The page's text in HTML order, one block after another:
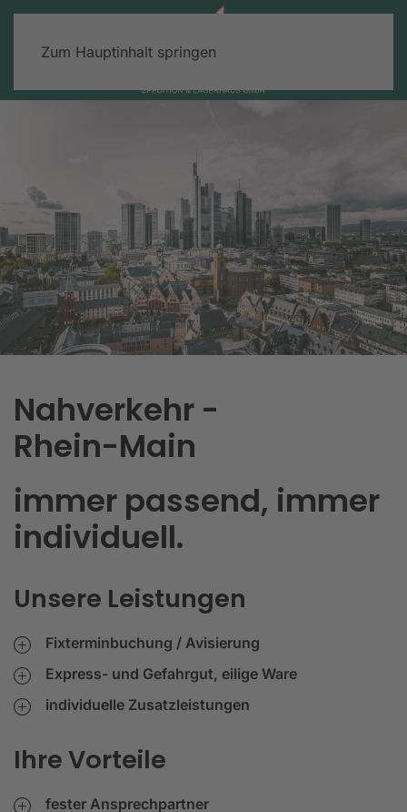
Zum Hauptinhalt springen
Nahverkehr -
Rhein-Main
immer passend, immer
individuell.
Unsere Leistungen
Fixterminbuchung / Avisierung
Express- und Gefahrgut, eilige Ware
individuelle Zusatzleistungen
Ihre Vorteile
fester Ansprechpartner